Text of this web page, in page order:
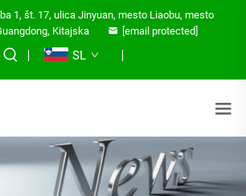
1, št. 17, ulica Jinyuan, mesto Liaobu, mesto
Kitajska
[email protected]
SL